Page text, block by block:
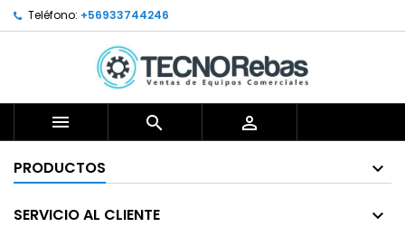
Teléfono: +56933744246
  
PRODUCTOS
SERVICIO AL CLIENTE